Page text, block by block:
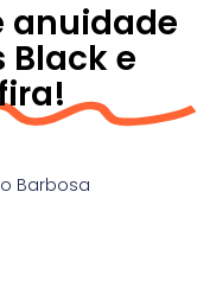
anuidade
Black e
Barbosa